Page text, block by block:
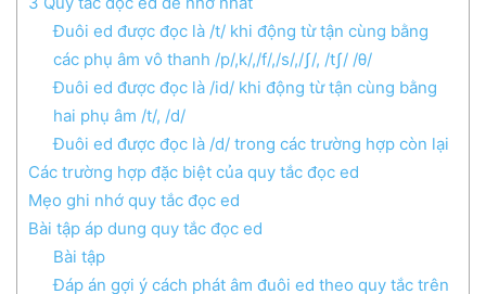
Đuôi ed được đọc là /t/ khi động từ tận cùng bằng
các phụ âm vô thanh /p/,k/,/f/,/s/,/ʃ/, /tʃ/ /θ/
Đuôi ed được đọc là /id/ khi động từ tận cùng bằng
hai phụ âm /t/, /d/
Đuôi ed được đọc là /d/ trong các trường hợp còn lại
Các trường hợp đặc biệt của quy tắc đọc ed
Mẹo ghi nhớ quy tắc đọc ed
Bài tập áp dung quy tắc đọc ed
Bài tập
Đáp án gợi ý cách phát âm đuôi ed theo quy tắc trên